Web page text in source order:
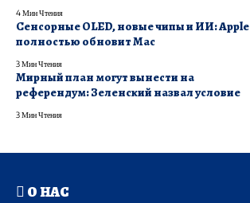
4 Мин Чтения
Сенсорные OLED, новые чипы и ИИ: Apple
полностью обновит Mac
3 Мин Чтения
Мирный план могут вынести на
референдум: Зеленский назвал условие
3 Мин Чтения
О НАС